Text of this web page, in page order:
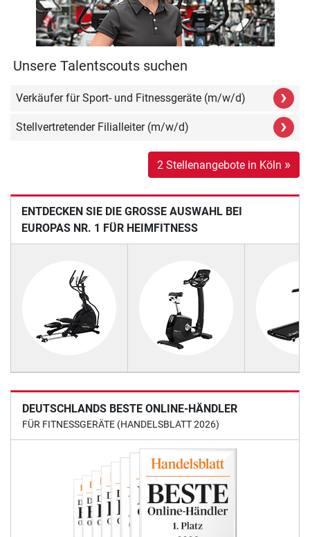
Unsere Talentscouts suchen
Verkäufer für Sport- und Fitnessgeräte (m/w/d) ›
Stellvertretender Filialleiter (m/w/d) ›
2 Stellenangebote in Köln »
ENTDECKEN SIE DIE GROSSE AUSWAHL BEI E
UROPAS NR. 1 FÜR HEIMFITNESS
DEUTSCHLANDS BESTE ONLINE-HÄNDLER
FÜR FITNESSGERÄTE (HANDELSBLATT 2026)